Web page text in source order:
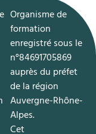
​Organisme de
formation
enregistré sous le
n°84691705869
auprès du préfet
de la région
Auvergne-Rhône-
Alpes.
Cet